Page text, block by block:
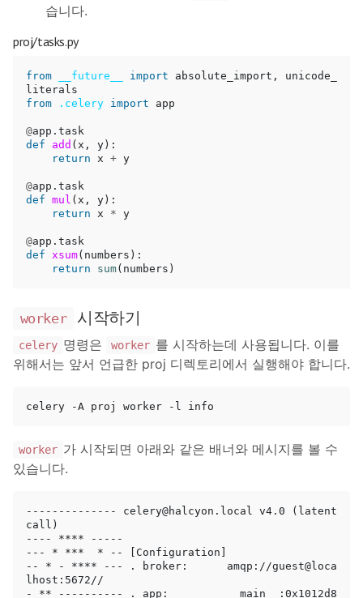
습니다.
proj/tasks.py
from __future__ import absolute_import ,
unicode_
literals
from
.celery import app
@app . task
def
add ( x , y ):
return x + y
@app . task
def mul ( x , y ):
return x * y
@app . task
def xsum( numbers ):
return
sum( numbers )
worker 시작하기
celery 명령은 worker 를 시작하는데 사용됩니다. 이를
위해서는 앞서 언급한 proj 디렉토리에서 실행해야 합니다.
worker 가 시작되면 아래와 같은 배너와 메시지를 볼 수
있습니다.
-------------- celery@halcyon.local v4.0 (latent
call)
---- **** -----
--- * ***  * -- [Configuration]
-- * - **** --- . broker:      amqp://guest@loca
lhost:5672//
- ** ---------- . app:         __main__:0x1012d8